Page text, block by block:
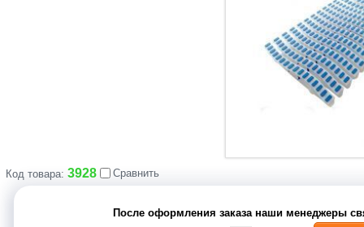
Код товара: 3928 Сравнить
После оформления заказа наши менеджеры